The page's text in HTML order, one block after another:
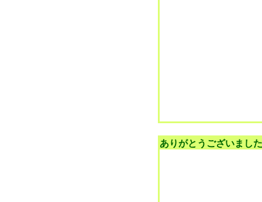
ありがとうございまし